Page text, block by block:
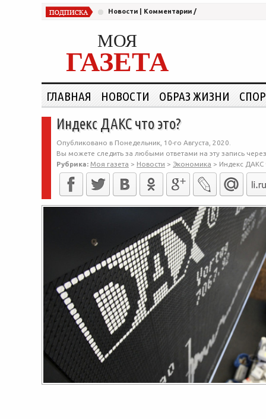
Новости Комментарии /
МОЯ
ГАЗЕТА
ГЛАВНАЯ НОВОСТИ ОБРАЗ ЖИЗНИ
Индекс ДАКС что это?
Опубликовано в Понедельник, 10-го Августа, 2020.
Вы можете следить за любыми ответами на эту запись
Рубрика: Моя газета > Новости > Экономика > Индекс ДАКС